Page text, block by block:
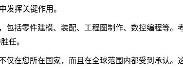
发挥关键作用。
包括零件建模、装配、工程图制作、数控编程等。
任。
仅在您所在国家，而且在全球范围内都受到承认。